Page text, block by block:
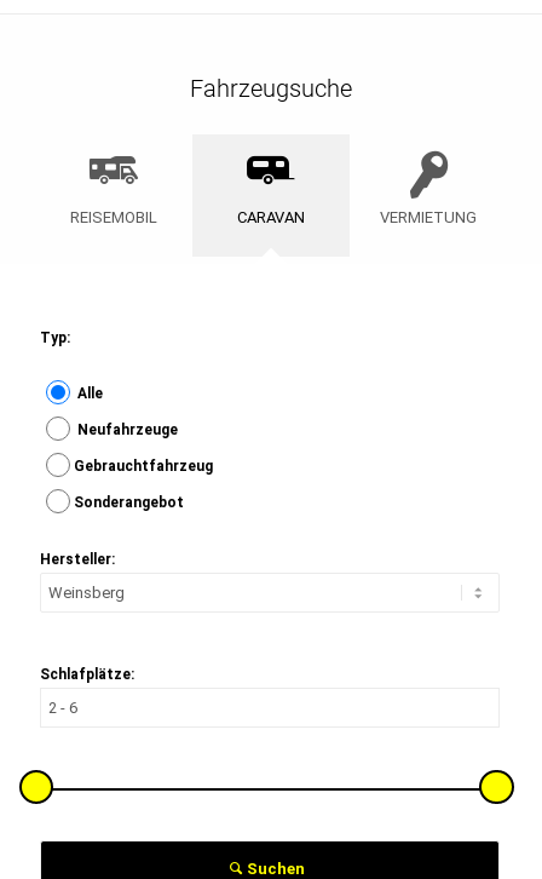
Fahrzeugsuche
REISEMOBIL CARAVAN VERMIETUNG
Typ:
Alle
Neufahrzeuge
Gebrauchtfahrzeug
Sonderangebot
Hersteller:
Schlafplätze:
Suchen